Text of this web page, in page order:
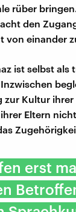
rüber
den
von einander
ist selbst
zur Kultur
Eltern
erst